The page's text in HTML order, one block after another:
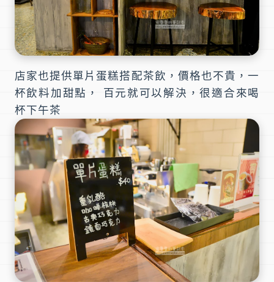
店家也提供單片蛋糕搭配茶飲，價格也不貴，一
杯飲料加甜點， 百元就可以解決，很適合來喝
杯下午茶